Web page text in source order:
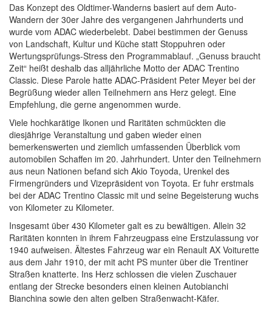
Das Konzept des Oldtimer-Wanderns basiert auf dem Auto-
Wandern der 30er Jahre des vergangenen Jahrhunderts und
wurde vom ADAC wiederbelebt. Dabei bestimmen der Genuss
von Landschaft, Kultur und Küche statt Stoppuhren oder
Wertungsprüfungs-Stress den Programmablauf. „Genuss braucht
Zeit“ heißt deshalb das alljährliche Motto der ADAC Trentino
Classic. Diese Parole hatte ADAC-Präsident Peter Meyer bei der
Begrüßung wieder allen Teilnehmern ans Herz gelegt. Eine
Empfehlung, die gerne angenommen wurde.
Viele hochkarätige Ikonen und Raritäten schmückten die
diesjährige Veranstaltung und gaben wieder einen
bemerkenswerten und ziemlich umfassenden Überblick vom
automobilen Schaffen im 20. Jahrhundert. Unter den Teilnehmern
aus neun Nationen befand sich Akio Toyoda, Urenkel des
Firmengründers und Vizepräsident von Toyota. Er fuhr erstmals
bei der ADAC Trentino Classic mit und seine Begeisterung wuchs
von Kilometer zu Kilometer.
Insgesamt über 430 Kilometer galt es zu bewältigen. Allein 32
Raritäten konnten in ihrem Fahrzeugpass eine Erstzulassung vor
1940 aufweisen. Ältestes Fahrzeug war ein Renault AX Voiturette
aus dem Jahr 1910, der mit acht PS munter über die Trentiner
Straßen knatterte. Ins Herz schlossen die vielen Zuschauer
entlang der Strecke besonders einen kleinen Autobianchi
Bianchina sowie den alten gelben Straßenwacht-Käfer.